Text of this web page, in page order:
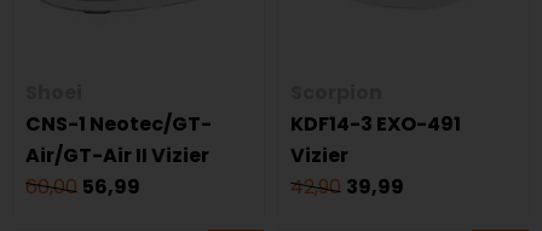
CNS-1 Neotec/GT-
Air/GT-Air II Vizier
60,00 56,99
KDF14-3 EXO-491
Vizier
42,90 39,99